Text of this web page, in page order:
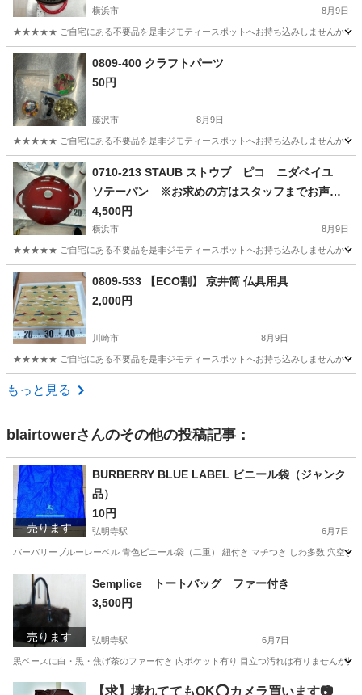
横浜市 8月9日
★★★★★ ご自宅にある不要品を是非ジモティースポットへお持ち込みしませんか？
神奈川 横浜市 STAUB
0809-400 クラフトパーツ
50円
藤沢市 8月9日
★★★★★ ご自宅にある不要品を是非ジモティースポットへお持ち込みしませんか？
神奈川 藤沢市 現地
0710-213 STAUB ストウブ ピコ ニダベイユ
ソテーパン ※お求めの方はスタッフまでお声が
けください
4,500円
横浜市 8月9日
★★★★★ ご自宅にある不要品を是非ジモティースポットへお持ち込みしませんか？
神奈川 横浜市 STAUB
0809-533 【ECO割】 京井筒 仏具用具
2,000円
川崎市 8月9日
★★★★★ ご自宅にある不要品を是非ジモティースポットへお持ち込みしませんか？
神奈川 川崎市
もっと見る
blairtowerさんのその他の投稿記事：
売ります
BURBERRY BLUE LABEL ビニール袋（ジャンク
品）
10円
弘明寺駅 6月7日
バーバリーブルーレーベル 青色ビニール袋（二重） 紐付き マチつき しわ多数 穴空
神奈川 横浜市 その他 ジャンク品
売ります
Semplice トートバッグ ファー付き
3,500円
弘明寺駅 6月7日
黒ベースに白・黒・焦げ茶のファー付き 内ポケット有り 目立つ汚れは有りませんが
神奈川 横浜市 弘明寺駅 バッグ キズ
【求】壊れててもOK⭕️カメラ買います📷